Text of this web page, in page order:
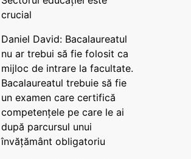
crucial
Daniel David: Bacalaureatul
nu ar trebui să fie folosit ca
mijloc de intrare la facultate.
Bacalaureatul trebuie să fie
un examen care certifică
competențele pe care le ai
după parcursul unui
învățământ obligatoriu